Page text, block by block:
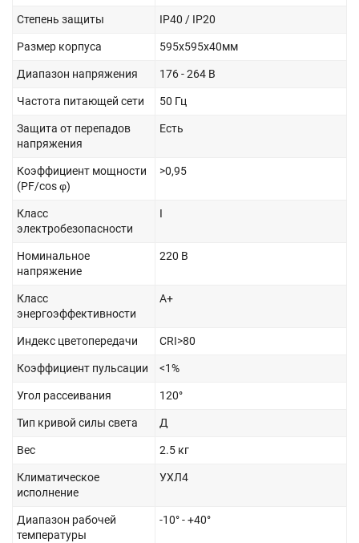
Степень защиты IP40 / IP20
Размер корпуса 595х595х40мм
Диапазон напряжения 176 - 264 В
Частота питающей сети 50 Гц
Защита от перепадов
напряжения
Есть
Коэффициент мощности
(PF/cos φ)
>0,95
Класс
электробезопасности
I
Номинальное
напряжение
220 В
Класс
энергоэффективности
А+
Индекс цветопередачи CRI>80
Коэффициент пульсации <1%
Угол рассеивания 120°
Тип кривой силы света Д
Вес 2.5 кг
Климатическое
исполнение
УХЛ4
Диапазон рабочей
температуры
-10° - +40°